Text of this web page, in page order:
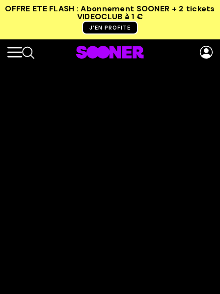
OFFRE ETE FLASH : Abonnement SOONER + 2 tickets
VIDEOCLUB à 1 €
J’EN PROFITE